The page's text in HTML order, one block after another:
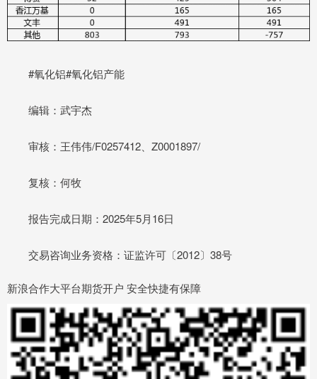
#氧化铝#氧化铝产能
编辑：武宇杰
审核：王伟伟/F0257412、Z0001897/
复核：何牧
报告完成日期：2025年5月16日
交易咨询业务资格：证监许可〔2012〕38号
新浪合作大平台期货开户 安全快捷有保障